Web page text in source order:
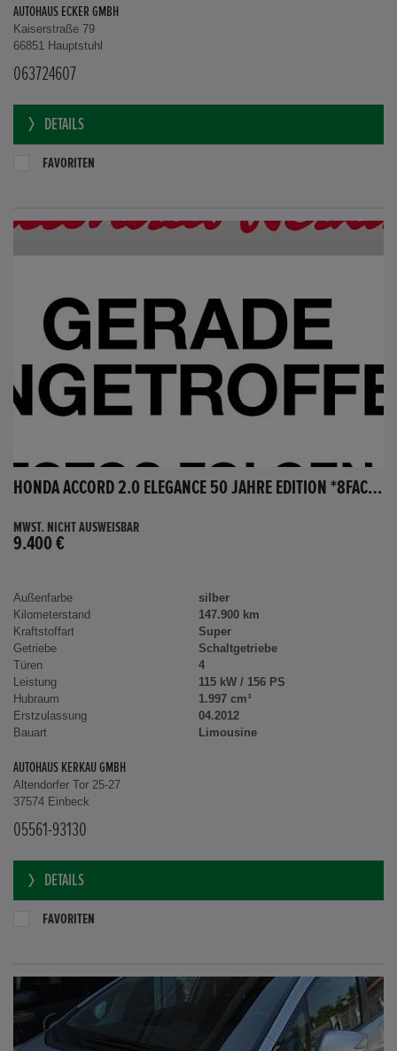
AUTOHAUS ECKER GMBH
Kaiserstraße 79
66851 Hauptstuhl
063724607
DETAILS
FAVORITEN
HONDA ACCORD 2.0 ELEGANCE 50 JAHRE EDITION *8FACH BEREIFT*
MWST. NICHT AUSWEISBAR
9.400 €
Außenfarbe
silber
Kilometerstand
147.900 km
Kraftstoffart
Super
Getriebe
Schaltgetriebe
Türen
4
Leistung
115 kW / 156 PS
Hubraum
1.997 cm³
Erstzulassung
04.2012
Bauart
Limousine
AUTOHAUS KERKAU GMBH
Altendorfer Tor 25-27
37574 Einbeck
05561-93130
DETAILS
FAVORITEN